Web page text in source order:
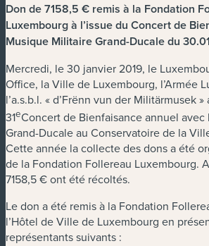
Don de 7158,5 € remis à la Fondation
Luxembourg à l’issue du Concert de
Musique Militaire Grand-Ducale du
Mercredi, le 30 janvier 2019, le
Office, la Ville de Luxembourg, l’Armée
l’a.s.b.l. « d’Frënn vun der Militärmusek
31eConcert de Bienfaisance annuel
Grand-Ducale au Conservatoire de la
Cette année la collecte des dons a été
de la Fondation Follereau Luxembourg.
7158,5 € ont été récoltés.
Le don a été remis à la Fondation
l’Hôtel de Ville de Luxembourg en
représentants suivants :